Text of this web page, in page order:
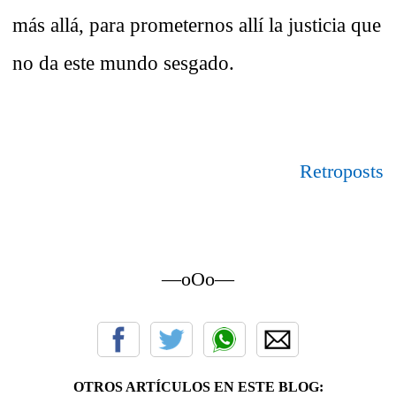
más allá, para prometernos allí la justicia que
no da este mundo sesgado.
Retroposts
—oOo—
OTROS ARTÍCULOS EN ESTE BLOG: